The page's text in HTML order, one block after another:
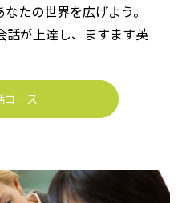
たの世界を広げよう。
話が上達し、ますます英
コース